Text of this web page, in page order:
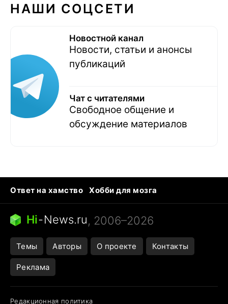
НАШИ СОЦСЕТИ
Новостной канал
Новости, статьи и анонсы
публикаций
Чат с читателями
Свободное общение и
обсуждение материалов
Ответ на хамство
Хобби для мозга
Бензин 100 vs 95
Тунцы в океанариуме
Следующая пандемия
Hi-News.ru, 2006–2026
Темы Авторы О проекте Контакты
Реклама
Редакционная политика